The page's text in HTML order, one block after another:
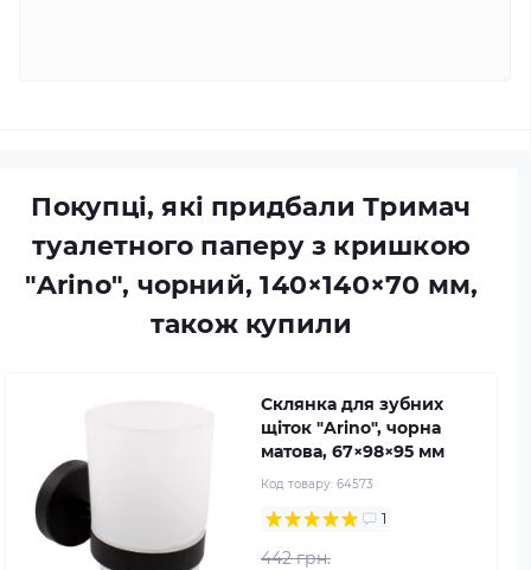
Покупці, які придбали Тримач
туалетного паперу з кришкою
"Arino", чорний, 140×140×70 мм,
також купили
Склянка для зубних
щіток "Arino", чорна
матова, 67×98×95 мм
Код товару: 64573
1
442 грн.